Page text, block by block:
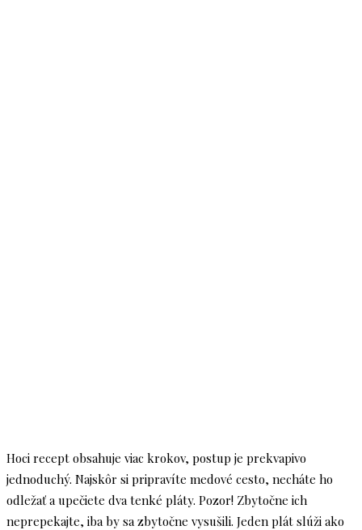
Hoci recept obsahuje viac krokov, postup je prekvapivo
jednoduchý. Najskôr si pripravíte medové cesto, necháte ho
odležať a upečiete dva tenké pláty. Pozor! Zbytočne ich
neprepekajte, iba by sa zbytočne vysušili. Jeden plát slúži ako